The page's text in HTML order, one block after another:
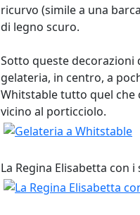
ricurvo (simile a una
di legno scuro.
Sotto queste decorazioni
gelateria, in centro, a
Whitstable tutto quel che
vicino al porticciolo.
La Regina Elisabetta con